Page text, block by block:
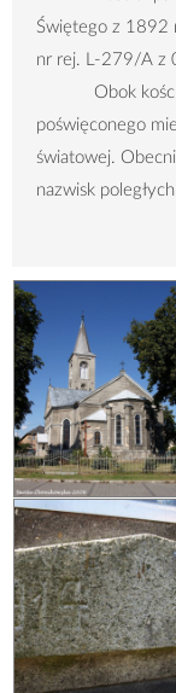
Świętego z 1892
nr rej. L-279/A z
Obok
poświęconego
światowej.
nazwisk